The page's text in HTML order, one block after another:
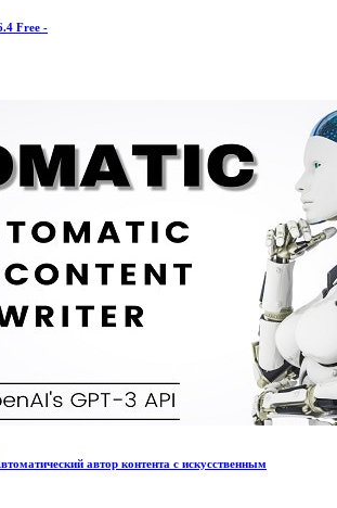
Free -
автор контента с искусственным